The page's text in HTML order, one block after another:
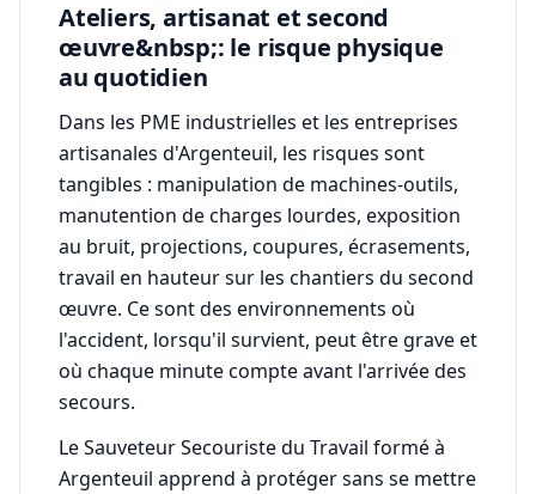
Ateliers, artisanat et second
œuvre&nbsp;: le risque physique
au quotidien
Dans les PME industrielles et les entreprises
artisanales d'Argenteuil, les risques sont
tangibles : manipulation de machines-outils,
manutention de charges lourdes, exposition
au bruit, projections, coupures, écrasements,
travail en hauteur sur les chantiers du second
œuvre. Ce sont des environnements où
l'accident, lorsqu'il survient, peut être grave et
où chaque minute compte avant l'arrivée des
secours.
Le Sauveteur Secouriste du Travail formé à
Argenteuil apprend à protéger sans se mettre